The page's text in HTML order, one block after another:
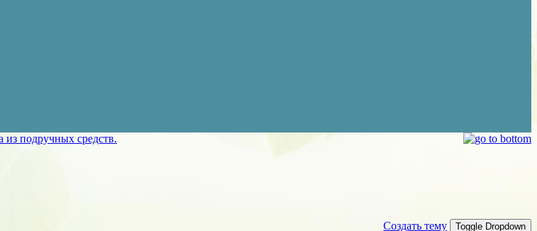
из подручных средств.
Создать тему Toggle Dropdown